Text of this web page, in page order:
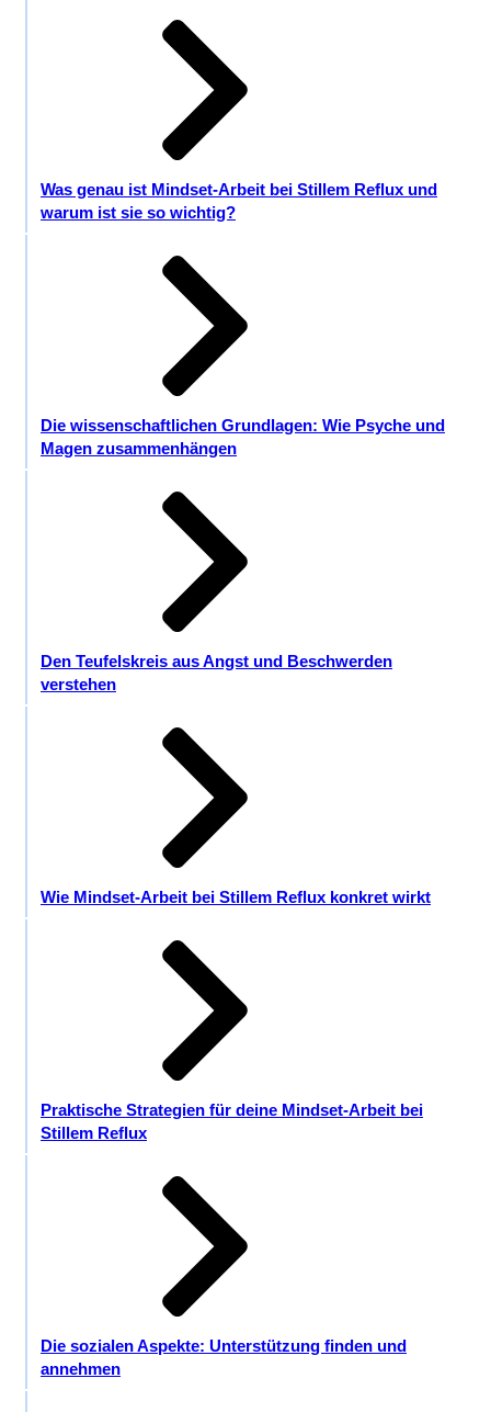
Was genau ist Mindset-Arbeit bei Stillem Reflux und
warum ist sie so wichtig?
Die wissenschaftlichen Grundlagen: Wie Psyche und
Magen zusammenhängen
Den Teufelskreis aus Angst und Beschwerden
verstehen
Wie Mindset-Arbeit bei Stillem Reflux konkret wirkt
Praktische Strategien für deine Mindset-Arbeit bei
Stillem Reflux
Die sozialen Aspekte: Unterstützung finden und
annehmen